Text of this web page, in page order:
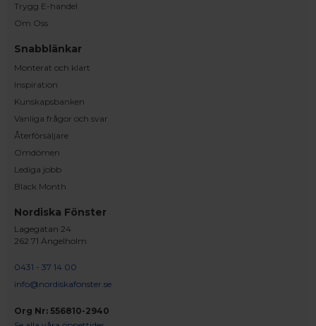
Trygg E-handel
Om Oss
Snabblänkar
Monterat och klart
Inspiration
Kunskapsbanken
Vanliga frågor och svar
Återförsäljare
Omdömen
Lediga jobb
Black Month
Nordiska Fönster
Lagegatan 24
262 71 Ängelholm
0431 - 37 14 00
info@nordiskafonster.se
Org Nr: 556810-2940